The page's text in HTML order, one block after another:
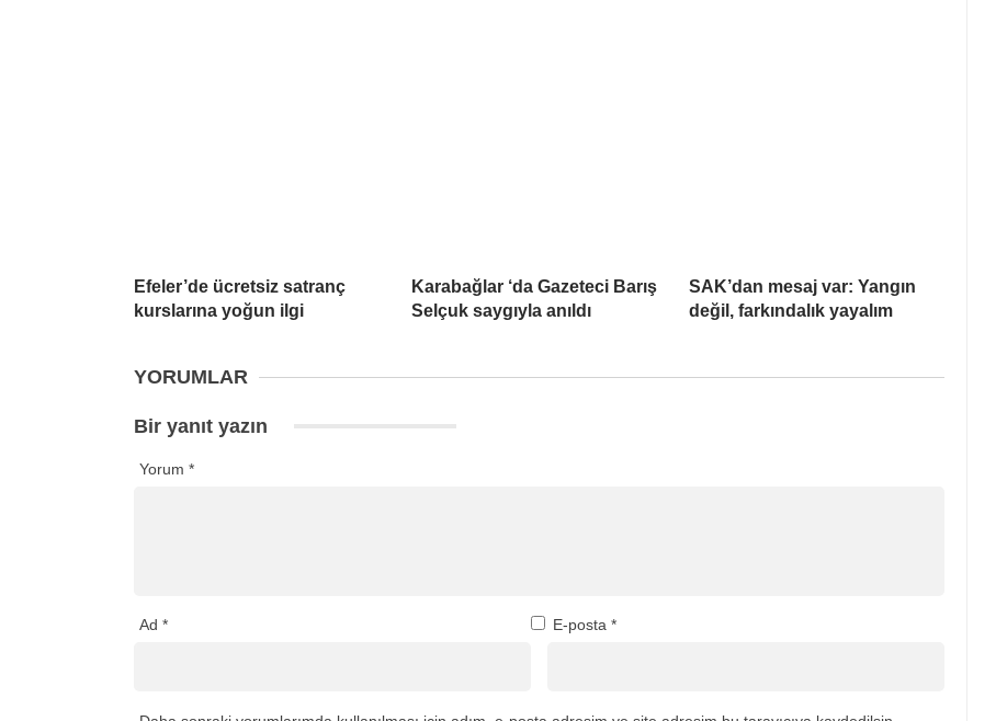
Efeler’de ücretsiz satranç
kurslarına yoğun ilgi
Karabağlar ‘da Gazeteci Barış
Selçuk saygıyla anıldı
SAK’dan mesaj var: Yangın
değil, farkındalık yayalım
YORUMLAR
Bir yanıt yazın
Yorum *
Ad * E-posta *